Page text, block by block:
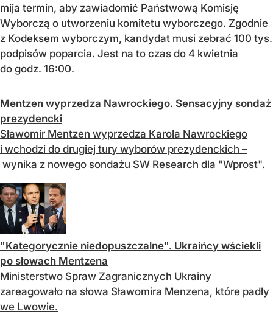
mija termin, aby zawiadomić Państwową Komisję
Wyborczą o utworzeniu komitetu wyborczego. Zgodnie
z Kodeksem wyborczym, kandydat musi zebrać 100 tys.
podpisów poparcia. Jest na to czas do 4 kwietnia
do godz. 16:00.
Mentzen wyprzedza Nawrockiego. Sensacyjny sondaż
prezydencki
Sławomir Mentzen wyprzedza Karola Nawrockiego
i wchodzi do drugiej tury wyborów prezydenckich –
wynika z nowego sondażu SW Research dla "Wprost".
"Kategorycznie niedopuszczalne". Ukraińcy wściekli
po słowach Mentzena
Ministerstwo Spraw Zagranicznych Ukrainy
zareagowało na słowa Sławomira Menzena, które padły
we Lwowie.